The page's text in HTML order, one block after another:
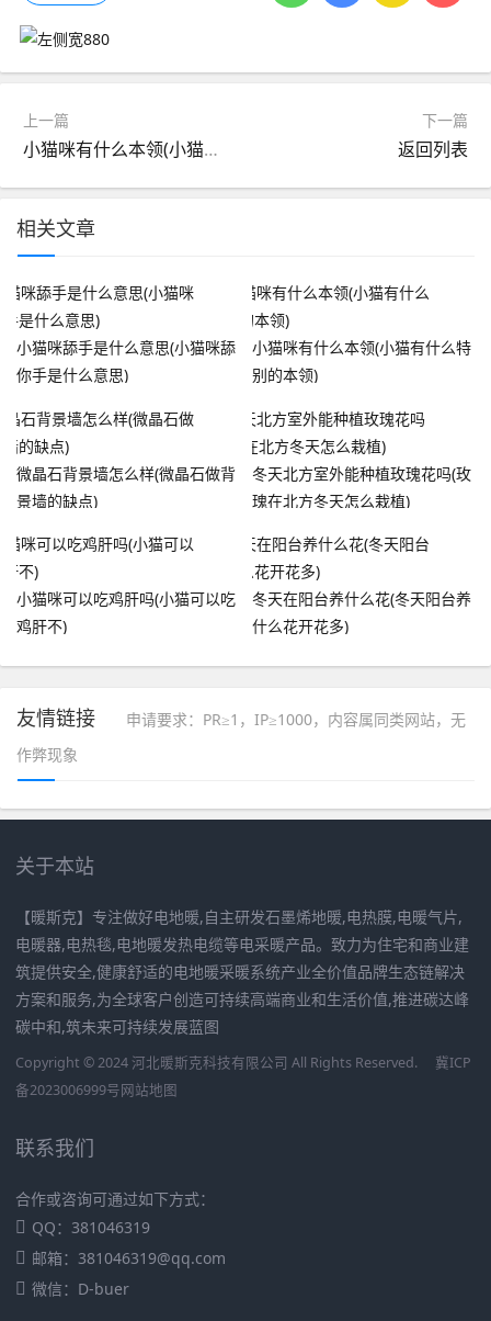
上一篇
小猫咪有什么本领(小猫有什么特别的本领)
下一篇
返回列表
相关文章
小猫咪舔手是什么意思(小猫咪舔
你手是什么意思)
小猫咪有什么本领(小猫有什么特
别的本领)
微晶石背景墙怎么样(微晶石做背
景墙的缺点)
冬天北方室外能种植玫瑰花吗(玫
瑰在北方冬天怎么栽植)
小猫咪可以吃鸡肝吗(小猫可以吃
鸡肝不)
冬天在阳台养什么花(冬天阳台养
什么花开花多)
友情链接
申请要求：PR≥1，IP≥1000，内容属同类网站，无
作弊现象
关于本站
【暖斯克】专注做好电地暖,自主研发石墨烯地暖,电热膜,电暖气片,
电暖器,电热毯,电地暖发热电缆等电采暖产品。致力为住宅和商业建
筑提供安全,健康舒适的电地暖采暖系统产业全价值品牌生态链解决
方案和服务,为全球客户创造可持续高端商业和生活价值,推进碳达峰
碳中和,筑未来可持续发展蓝图
Copyright © 2024 河北暖斯克科技有限公司 All Rights Reserved.
冀ICP
备2023006999号网站地图
联系我们
合作或咨询可通过如下方式：
QQ：381046319
邮箱：381046319@qq.com
微信：D-buer